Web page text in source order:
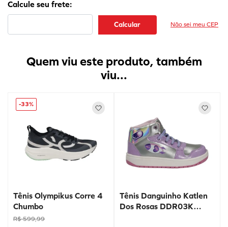
Não sei meu CEP
Quem viu este produto, também
viu...
-33%
Tênis Olympikus Corre 4
Chumbo
R$ 599,99
Tênis Danguinho Katlen
Dos Rosas DDR03K